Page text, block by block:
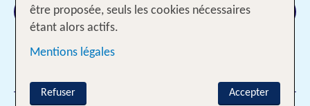
Rechercher
être proposée, seuls les cookies nécessaires
étant alors actifs.
Mentions légales
Accepter
Refuser